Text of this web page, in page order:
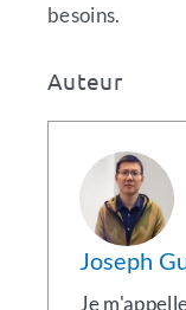
besoins.
Auteur
Joseph
Je